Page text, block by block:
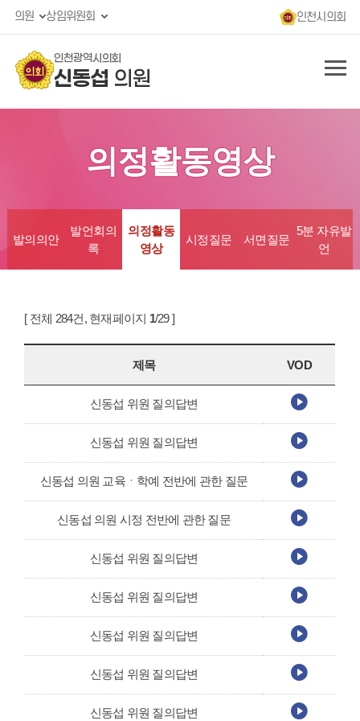
의원 상임위원회 인천시의회
인천광역시의회
신동섭 의원
의정활동영상
발의의안
발언회의
록
의정활동
영상
시정질문 서면질문
5분 자유발
언
[ 전체 284건, 현재페이지 1/29 ]
제목 VOD
신동섭 위원 질의답변
신동섭 위원 질의답변
신동섭 의원 교육ㆍ학예 전반에 관한 질문
신동섭 의원 시정 전반에 관한 질문
신동섭 위원 질의답변
신동섭 위원 질의답변
신동섭 위원 질의답변
신동섭 위원 질의답변
신동섭 위원 질의답변